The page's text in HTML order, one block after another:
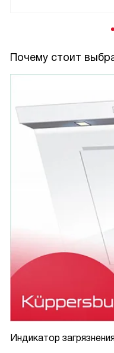
Почему стоит
Индикатор